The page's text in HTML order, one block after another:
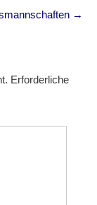
→
Erforderliche